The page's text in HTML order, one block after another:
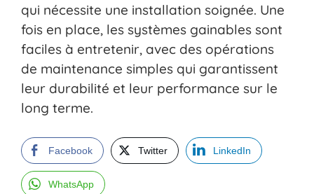
qui nécessite une installation soignée. Une
fois en place, les systèmes gainables sont
faciles à entretenir, avec des opérations
de maintenance simples qui garantissent
leur durabilité et leur performance sur le
long terme.
Facebook Twitter LinkedIn
WhatsApp